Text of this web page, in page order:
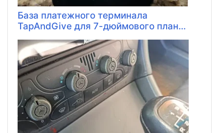
База платежного терминала
TapAndGive для 7-дюймового план...